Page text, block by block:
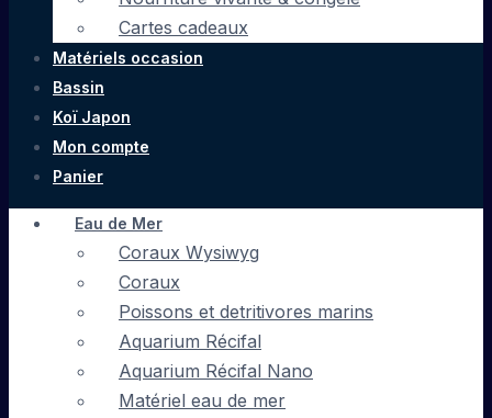
Cartes cadeaux
Matériels occasion
Bassin
Koï Japon
Mon compte
Panier
Eau de Mer
Coraux Wysiwyg
Coraux
Poissons et detritivores marins
Aquarium Récifal
Aquarium Récifal Nano
Matériel eau de mer